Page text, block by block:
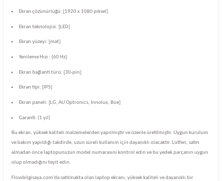
Ekran çözünürlüğü: [1920 x 1080 piksel]
Ekran teknolojisi: [LED]
Ekran yüzeyi: [mat]
Yenileme Hızı : [60 Hz]
Ekran bağlantı türü: [30-pin]
Ekran tipi: [IPS]
Ekran paneli: [LG, AU Optronics, Innolux, Boe]
Garanti: (1 yıl)
Bu ekran, yüksek kaliteli malzemelerden yapılmıştır ve özenle üretilmiştir. Uygun kurulum
ve bakım yapıldığı takdirde, uzun süreli kullanım için dayanıklı olacaktır. Lütfen, satın
almadan önce laptopunuzun model numarasını kontrol edin ve bu yedek parçanın uygun
olup olmadığını teyit edin.
Flowbilgisaya.com'da satılmakta olan laptop ekranı, yüksek kaliteli ve dayanıklı bir